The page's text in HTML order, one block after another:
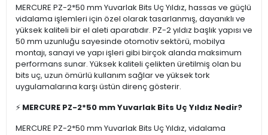
MERCURE PZ-2*50 mm Yuvarlak Bits Uç Yıldız, hassas ve güçlü
vidalama işlemleri için özel olarak tasarlanmış, dayanıklı ve
yüksek kaliteli bir el aleti aparatıdır. PZ-2 yıldız başlık yapısı ve
50 mm uzunluğu sayesinde otomotiv sektörü, mobilya
montajı, sanayi ve yapı işleri gibi birçok alanda maksimum
performans sunar. Yüksek kaliteli çelikten üretilmiş olan bu
bits uç, uzun ömürlü kullanım sağlar ve yüksek tork
uygulamalarına karşı üstün direnç gösterir.
⚡ MERCURE PZ-2*50 mm Yuvarlak Bits Uç Yıldız Nedir?
MERCURE PZ-2*50 mm Yuvarlak Bits Uç Yıldız, vidalama